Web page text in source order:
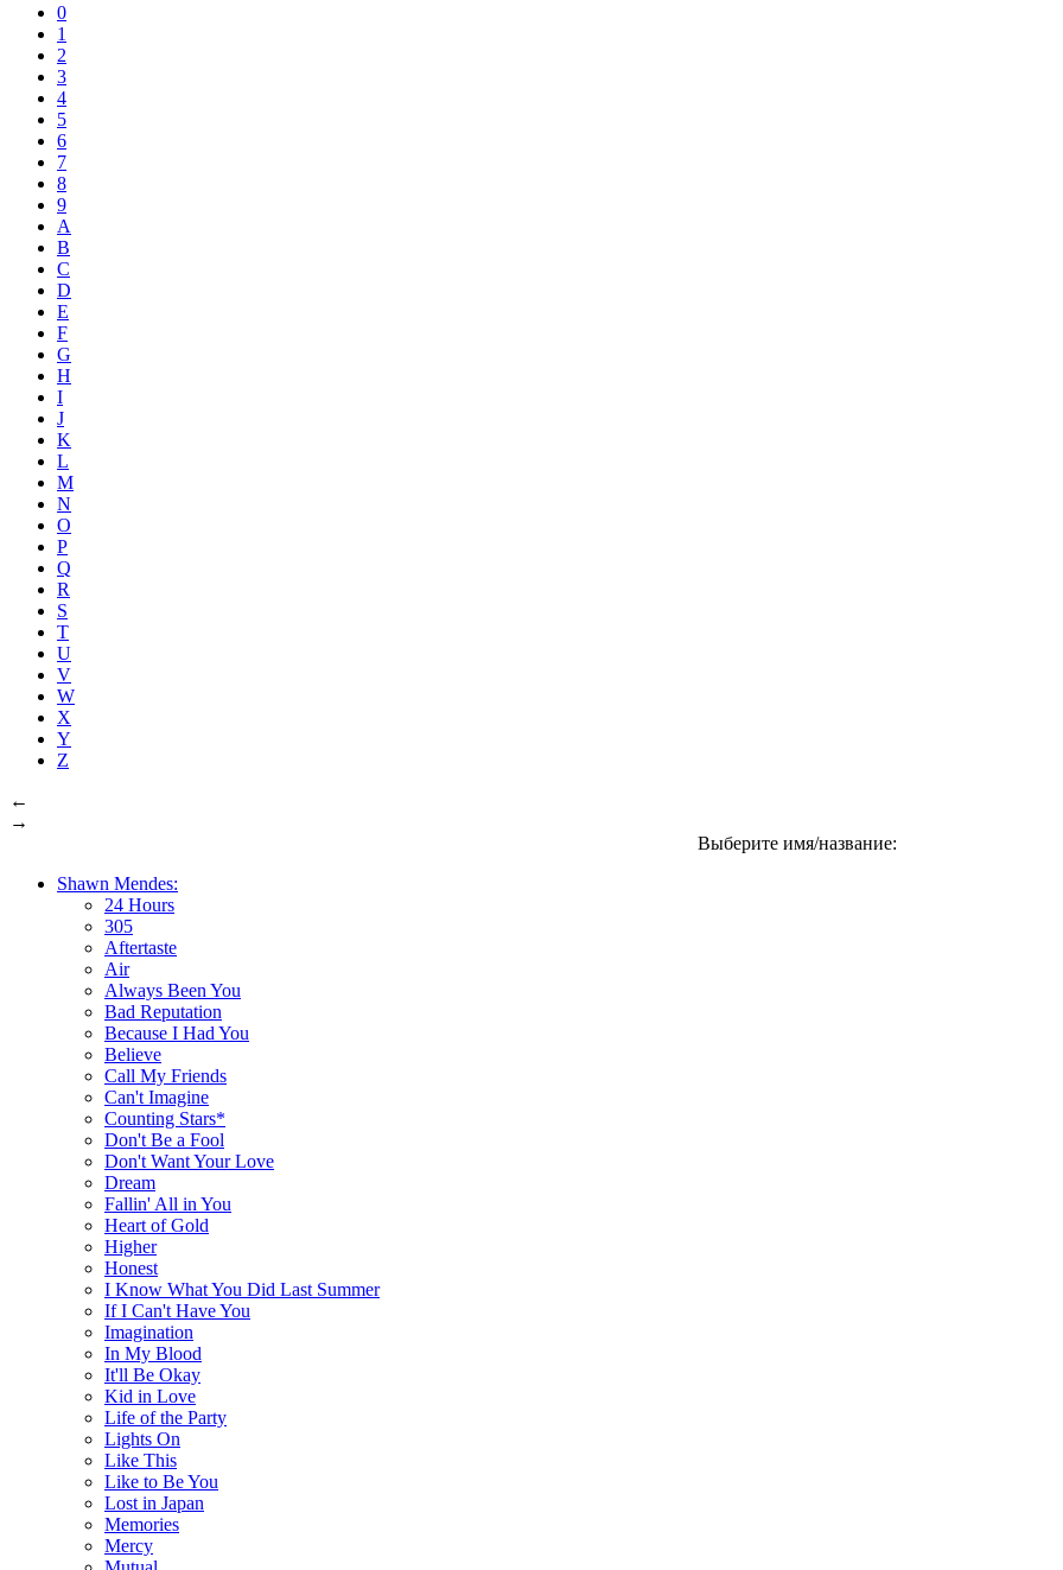
0
1
2
3
4
5
6
7
8
9
A
B
C
D
E
F
G
H
I
J
K
L
M
N
O
P
Q
R
S
T
U
V
W
X
Y
Z
←
→
Выберите имя/название:
Shawn Mendes:
24 Hours
305
Aftertaste
Air
Always Been You
Bad Reputation
Because I Had You
Believe
Call My Friends
Can't Imagine
Counting Stars*
Don't Be a Fool
Don't Want Your Love
Dream
Fallin' All in You
Heart of Gold
Higher
Honest
I Know What You Did Last Summer
If I Can't Have You
Imagination
In My Blood
It'll Be Okay
Kid in Love
Life of the Party
Lights On
Like This
Like to Be You
Lost in Japan
Memories
Mercy